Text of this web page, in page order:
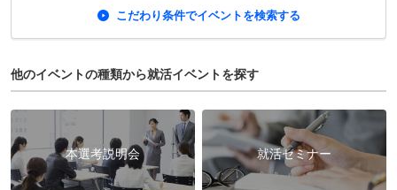
こだわり条件でイベントを検索する
他のイベントの種類から就活イベントを探す
本選考説明会 就活セミナー